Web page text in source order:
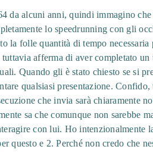
da alcuni anni, quindi immagino che
lo speedrunning con gli
la folle quantità di tempo necessaria
afferma di aver completato un
Quando gli è stato chiesto se si
qualsiasi presentazione. Confido,
che invia sarà chiaramente
sa che comunque non sarebbe
con lui. Ho intenzionalmente
questo e 2. Perché non credo che